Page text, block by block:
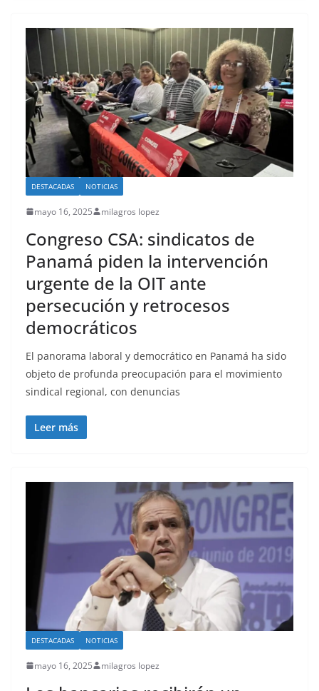
DESTACADAS NOTICIAS
mayo 16, 2025 milagros lopez
Congreso CSA: sindicatos de
Panamá piden la intervención
urgente de la OIT ante
persecución y retrocesos
democráticos
El panorama laboral y democrático en Panamá ha sido
objeto de profunda preocupación para el movimiento
sindical regional, con denuncias
Leer más
DESTACADAS NOTICIAS
mayo 16, 2025 milagros lopez